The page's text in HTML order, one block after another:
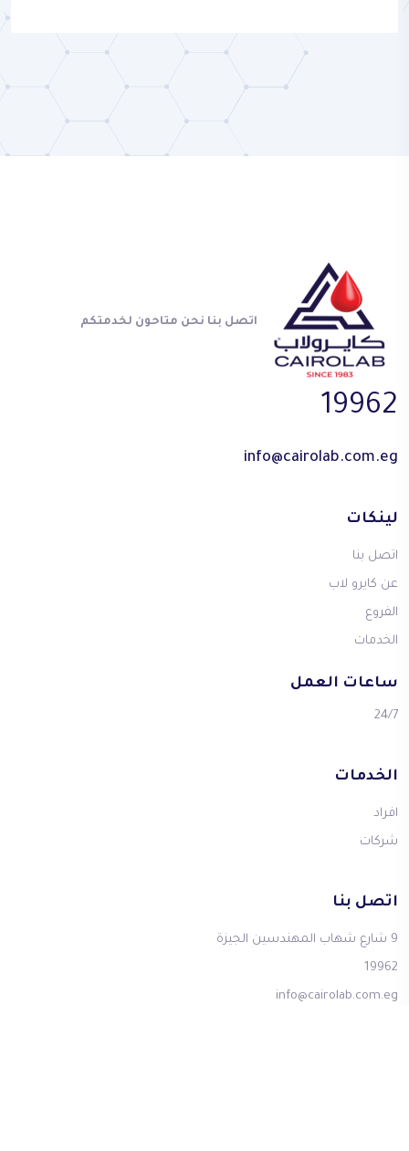
اتصل بنا نحن متاحون لخدمتكم
19962
info@cairolab.com.eg
لينكات
اتصل بنا
عن كايرو لاب
الفروع
الخدمات
ساعات العمل
24/7
الخدمات
افراد
شركات
اتصل بنا
9 شارع شهاب المهندسين الجيزة
19962
info@cairolab.com.eg